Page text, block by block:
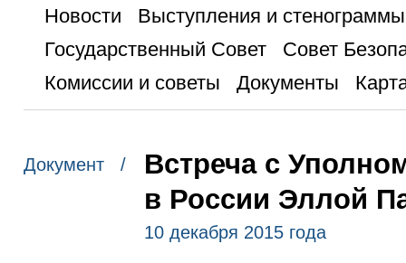
Новости
Выступления и стенограммы
Государственный Совет
Совет
Комиссии и советы
Документы
Документ /
Встреча с
в России Эллой
10 декабря 2015 года